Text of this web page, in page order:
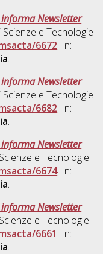
informa Newsletter
e Tecnologie
6672. In:
.
informa Newsletter
e Tecnologie
6682. In:
.
informa Newsletter
e Tecnologie
6674. In:
.
informa Newsletter
e Tecnologie
6661. In:
.